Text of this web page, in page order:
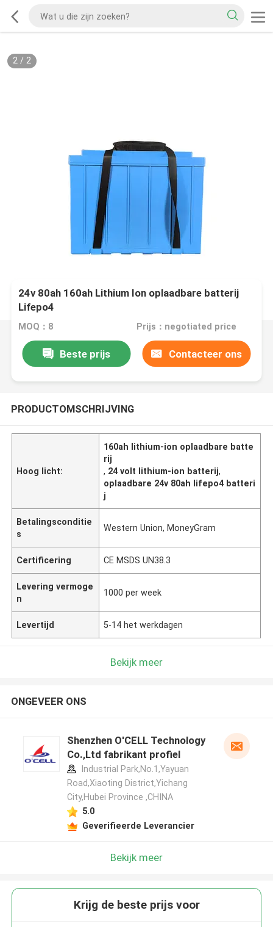
2/ 2
24v 80ah 160ah Lithium Ion oplaadbare batterij
Lifepo4
MOQ：8 Prijs：negotiated price
Beste prijs Contacteer ons
PRODUCTOMSCHRIJVING
Hoog licht:
160ah lithium-ion oplaadbare batte
rij
, 24 volt lithium-ion batterij,
oplaadbare 24v 80ah lifepo4 batteri
j
Betalingsconditie
s
Western Union, MoneyGram
Certificering CE MSDS UN38.3
Levering vermoge
n
1000 per week
Levertijd 5-14 het werkdagen
Bekijk meer
ONGEVEER ONS
Shenzhen O'CELL Technology
Co.,Ltd fabrikant profiel
Industrial Park,No.1,Yayuan
Road,Xiaoting District,Yichang
City,Hubei Province ,CHINA
5.0
Geverifieerde Leverancier
Bekijk meer
Krijg de beste prijs voor